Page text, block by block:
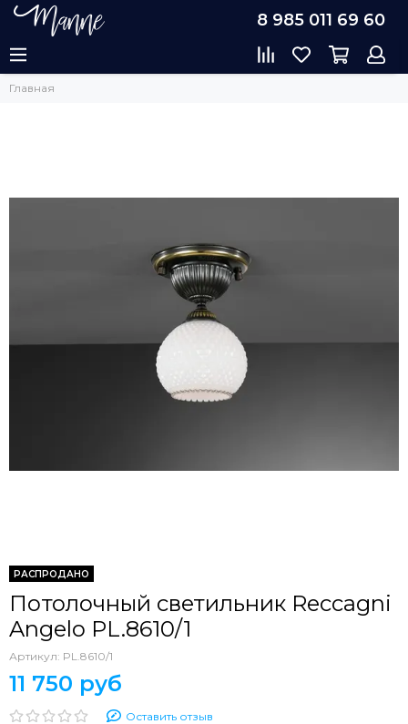
8 985 011 69 60
Главная
РАСПРОДАНО
Потолочный светильник Reccagni
Angelo PL.8610/1
Артикул: PL.8610/1
11 750 руб
Оставить отзыв